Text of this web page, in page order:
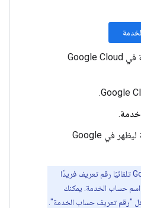
تظهر الخطوات المتبقية في Google Cloud
.
أدخِل اسم حساب خدمة ليظهر في Google
ملاحظة: تنشئ Google تلقائيًا رقم تعريف فريدًا
اسم حساب الخدمة. يمكنك
"رقم تعريف حساب الخدمة".